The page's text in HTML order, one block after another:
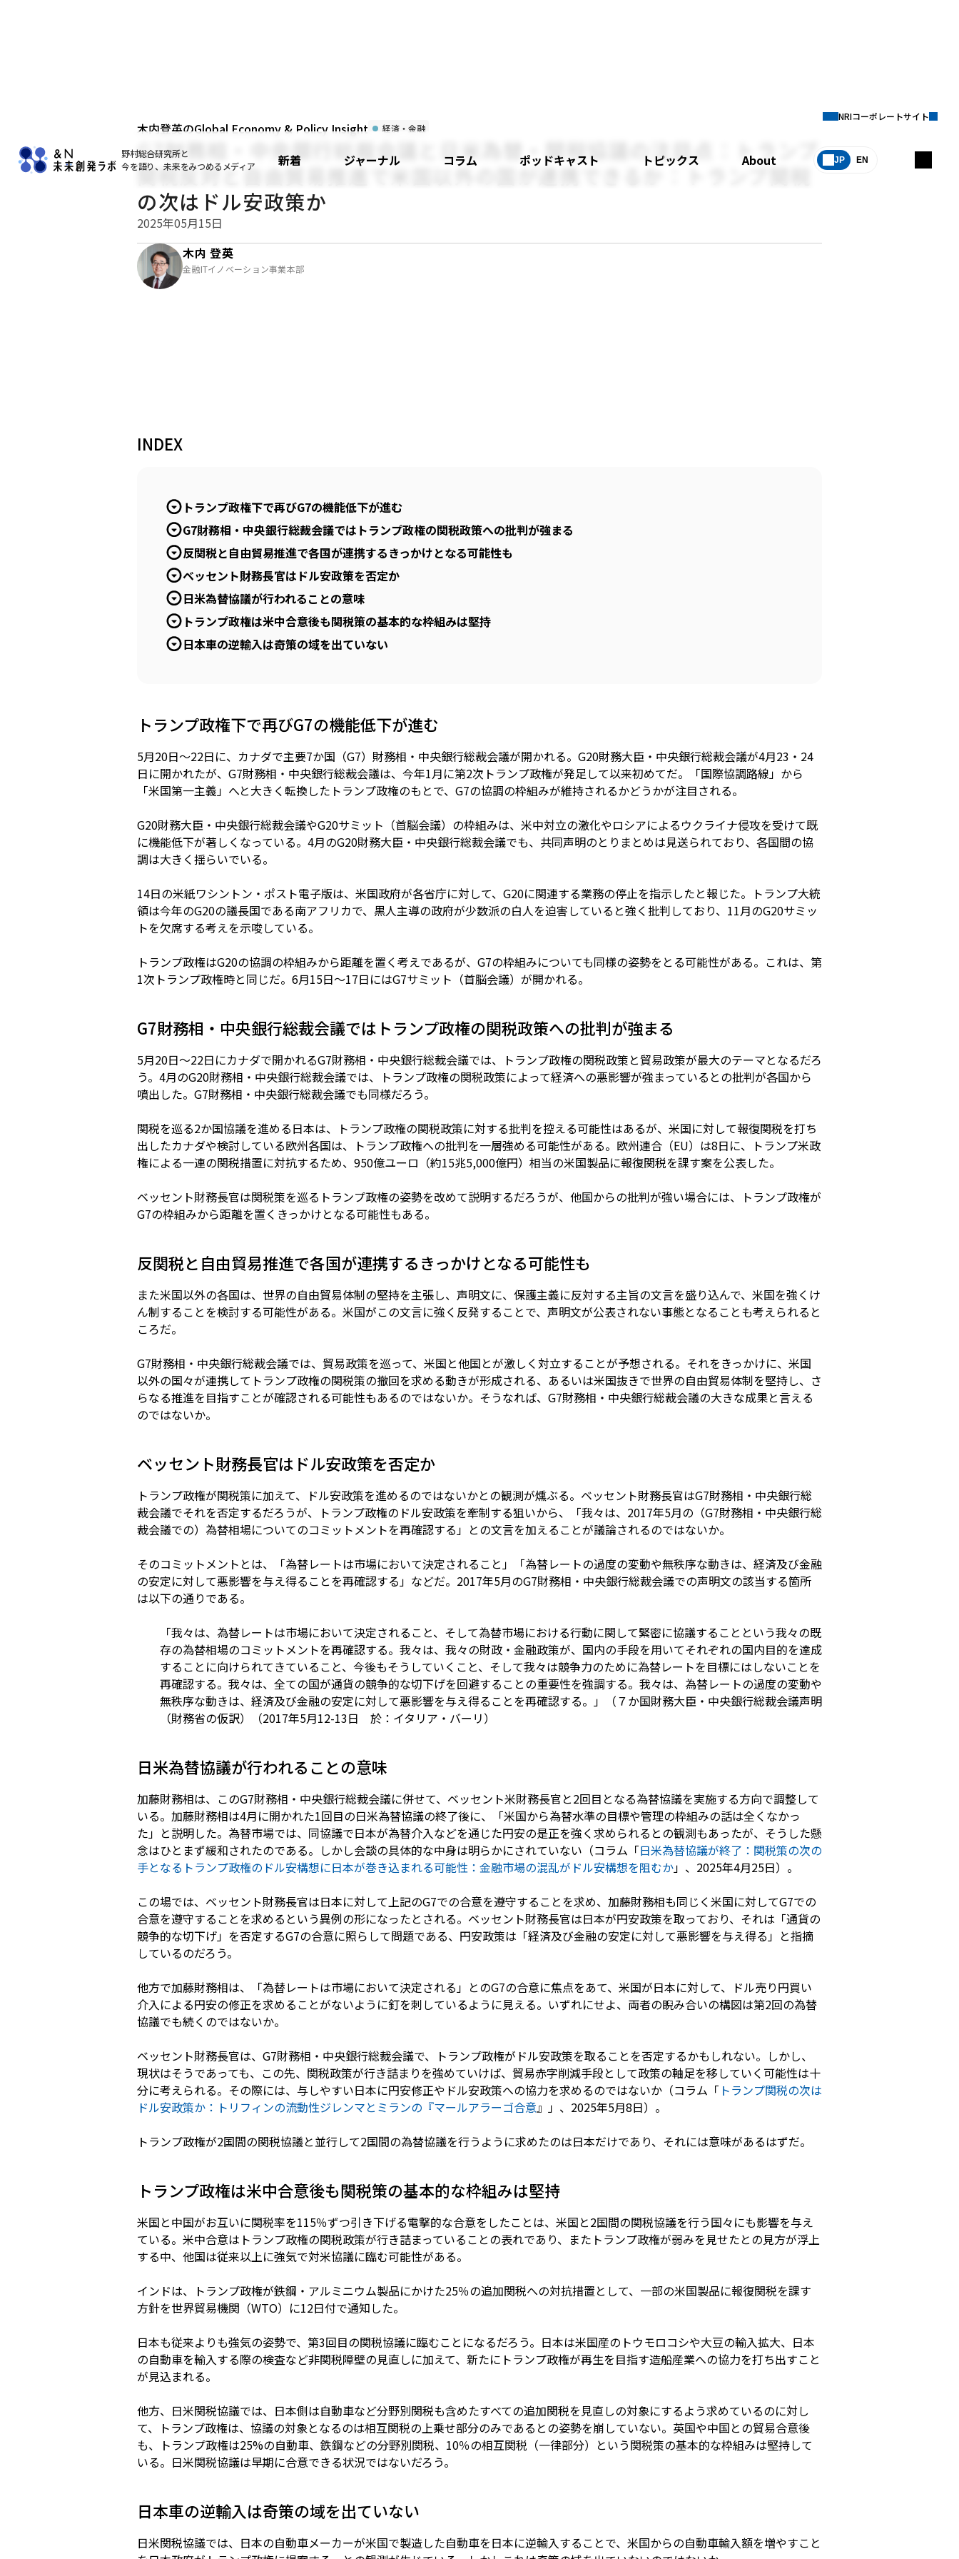
野村総合研究所と
今を語り、未来をみつめるメディア
新着 ジャーナル コラム ポッドキャスト トピックス About JP EN
NRIコーポレートサイト
木内登英のGlobal Economy & Policy Insight 経済・金融
G7財務相・中央銀行総裁会議と日米為替・関税協議の注目点：トランプ
関税反対と自由貿易推進で米国以外の国が連携できるか：トランプ関税
の次はドル安政策か
2025年05月15日
木内 登英
金融ITイノベーション事業本部
INDEX
トランプ政権下で再びG7の機能低下が進む
G7財務相・中央銀行総裁会議ではトランプ政権の関税政策への批判が強まる
反関税と自由貿易推進で各国が連携するきっかけとなる可能性も
ベッセント財務長官はドル安政策を否定か
日米為替協議が行われることの意味
トランプ政権は米中合意後も関税策の基本的な枠組みは堅持
日本車の逆輸入は奇策の域を出ていない
トランプ政権下で再びG7の機能低下が進む
5月20日～22日に、カナダで主要7か国（G7）財務相・中央銀行総裁会議が開かれる。G20財務大臣・中央銀行総裁会議が4月23・24
日に開かれたが、G7財務相・中央銀行総裁会議は、今年1月に第2次トランプ政権が発足して以来初めてだ。「国際協調路線」から
「米国第一主義」へと大きく転換したトランプ政権のもとで、G7の協調の枠組みが維持されるかどうかが注目される。
G20財務大臣・中央銀行総裁会議やG20サミット（首脳会議）の枠組みは、米中対立の激化やロシアによるウクライナ侵攻を受けて既
に機能低下が著しくなっている。4月のG20財務大臣・中央銀行総裁会議でも、共同声明のとりまとめは見送られており、各国間の協
調は大きく揺らいでいる。
14日の米紙ワシントン・ポスト電子版は、米国政府が各省庁に対して、G20に関連する業務の停止を指示したと報じた。トランプ大統
領は今年のG20の議長国である南アフリカで、黒人主導の政府が少数派の白人を迫害していると強く批判しており、11月のG20サミッ
トを欠席する考えを示唆している。
トランプ政権はG20の協調の枠組みから距離を置く考えであるが、G7の枠組みについても同様の姿勢をとる可能性がある。これは、第
1次トランプ政権時と同じだ。6月15日～17日にはG7サミット（首脳会議）が開かれる。
G7財務相・中央銀行総裁会議ではトランプ政権の関税政策への批判が強まる
5月20日～22日にカナダで開かれるG7財務相・中央銀行総裁会議では、トランプ政権の関税政策と貿易政策が最大のテーマとなるだろ
う。4月のG20財務相・中央銀行総裁会議では、トランプ政権の関税政策によって経済への悪影響が強まっているとの批判が各国から
噴出した。G7財務相・中央銀行総裁会議でも同様だろう。
関税を巡る2か国協議を進める日本は、トランプ政権の関税政策に対する批判を控える可能性はあるが、米国に対して報復関税を打ち
出したカナダや検討している欧州各国は、トランプ政権への批判を一層強める可能性がある。欧州連合（EU）は8日に、トランプ米政
権による一連の関税措置に対抗するため、950億ユーロ（約15兆5,000億円）相当の米国製品に報復関税を課す案を公表した。
ベッセント財務長官は関税策を巡るトランプ政権の姿勢を改めて説明するだろうが、他国からの批判が強い場合には、トランプ政権が
G7の枠組みから距離を置くきっかけとなる可能性もある。
反関税と自由貿易推進で各国が連携するきっかけとなる可能性も
また米国以外の各国は、世界の自由貿易体制の堅持を主張し、声明文に、保護主義に反対する主旨の文言を盛り込んで、米国を強くけ
ん制することを検討する可能性がある。米国がこの文言に強く反発することで、声明文が公表されない事態となることも考えられると
ころだ。
G7財務相・中央銀行総裁会議では、貿易政策を巡って、米国と他国とが激しく対立することが予想される。それをきっかけに、米国
以外の国々が連携してトランプ政権の関税策の撤回を求める動きが形成される、あるいは米国抜きで世界の自由貿易体制を堅持し、さ
らなる推進を目指すことが確認される可能性もあるのではないか。そうなれば、G7財務相・中央銀行総裁会議の大きな成果と言える
のではないか。
ベッセント財務長官はドル安政策を否定か
トランプ政権が関税策に加えて、ドル安政策を進めるのではないかとの観測が燻ぶる。ベッセント財務長官はG7財務相・中央銀行総
裁会議でそれを否定するだろうが、トランプ政権のドル安政策を牽制する狙いから、「我々は、2017年5月の（G7財務相・中央銀行総
裁会議での）為替相場についてのコミットメントを再確認する」との文言を加えることが議論されるのではないか。
そのコミットメントとは、「為替レートは市場において決定されること」「為替レートの過度の変動や無秩序な動きは、経済及び金融
の安定に対して悪影響を与え得ることを再確認する」などだ。2017年5月のG7財務相・中央銀行総裁会議での声明文の該当する箇所
は以下の通りである。
「我々は、為替レートは市場において決定されること、そして為替市場における行動に関して緊密に協議することという我々の既
存の為替相場のコミットメントを再確認する。我々は、我々の財政・金融政策が、国内の手段を用いてそれぞれの国内目的を達成
することに向けられてきていること、今後もそうしていくこと、そして我々は競争力のために為替レートを目標にはしないことを
再確認する。我々は、全ての国が通貨の競争的な切下げを回避することの重要性を強調する。我々は、為替レートの過度の変動や
無秩序な動きは、経済及び金融の安定に対して悪影響を与え得ることを再確認する。」（７か国財務大臣・中央銀行総裁会議声明
（財務省の仮訳）（2017年5月12-13日 於：イタリア・バーリ）
日米為替協議が行われることの意味
加藤財務相は、このG7財務相・中央銀行総裁会議に併せて、ベッセント米財務長官と2回目となる為替協議を実施する方向で調整して
いる。加藤財務相は4月に開かれた1回目の日米為替協議の終了後に、「米国から為替水準の目標や管理の枠組みの話は全くなかっ
た」と説明した。為替市場では、同協議で日本が為替介入などを通じた円安の是正を強く求められるとの観測もあったが、そうした懸
念はひとまず緩和されたのである。しかし会談の具体的な中身は明らかにされていない（コラム「日米為替協議が終了：関税策の次の
手となるトランプ政権のドル安構想に日本が巻き込まれる可能性：金融市場の混乱がドル安構想を阻むか」、2025年4月25日）。
この場では、ベッセント財務長官は日本に対して上記のG7での合意を遵守することを求め、加藤財務相も同じく米国に対してG7での
合意を遵守することを求めるという異例の形になったとされる。ベッセント財務長官は日本が円安政策を取っており、それは「通貨の
競争的な切下げ」を否定するG7の合意に照らして問題である、円安政策は「経済及び金融の安定に対して悪影響を与え得る」と指摘
しているのだろう。
他方で加藤財務相は、「為替レートは市場において決定される」とのG7の合意に焦点をあて、米国が日本に対して、ドル売り円買い
介入による円安の修正を求めることがないように釘を刺しているように見える。いずれにせよ、両者の睨み合いの構図は第2回の為替
協議でも続くのではないか。
ベッセント財務長官は、G7財務相・中央銀行総裁会議で、トランプ政権がドル安政策を取ることを否定するかもしれない。しかし、
現状はそうであっても、この先、関税政策が行き詰まりを強めていけば、貿易赤字削減手段として政策の軸足を移していく可能性は十
分に考えられる。その際には、与しやすい日本に円安修正やドル安政策への協力を求めるのではないか（コラム「 トランプ関税の次は
ドル安政策か：トリフィンの流動性ジレンマとミランの『マールアラーゴ合意』」、2025年5月8日）。
トランプ政権が2国間の関税協議と並行して2国間の為替協議を行うように求めたのは日本だけであり、それには意味があるはずだ。
トランプ政権は米中合意後も関税策の基本的な枠組みは堅持
米国と中国がお互いに関税率を115％ずつ引き下げる電撃的な合意をしたことは、米国と2国間の関税協議を行う国々にも影響を与え
ている。米中合意はトランプ政権の関税政策が行き詰まっていることの表れであり、またトランプ政権が弱みを見せたとの見方が浮上
する中、他国は従来以上に強気で対米協議に臨む可能性がある。
インドは、トランプ政権が鉄鋼・アルミニウム製品にかけた25％の追加関税への対抗措置として、一部の米国製品に報復関税を課す
方針を世界貿易機関（WTO）に12日付で通知した。
日本も従来よりも強気の姿勢で、第3回目の関税協議に臨むことになるだろう。日本は米国産のトウモロコシや大豆の輸入拡大、日本
の自動車を輸入する際の検査など非関税障壁の見直しに加えて、新たにトランプ政権が再生を目指す造船産業への協力を打ち出すこと
が見込まれる。
他方、日米関税協議では、日本側は自動車など分野別関税も含めたすべての追加関税を見直しの対象にするよう求めているのに対し
て、トランプ政権は、協議の対象となるのは相互関税の上乗せ部分のみであるとの姿勢を崩していない。英国や中国との貿易合意後
も、トランプ政権は25%の自動車、鉄鋼などの分野別関税、10％の相互関税（一律部分）という関税策の基本的な枠組みは堅持して
いる。日米関税協議は早期に合意できる状況ではないだろう。
日本車の逆輸入は奇策の域を出ていない
日米関税協議では、日本の自動車メーカーが米国で製造した自動車を日本に逆輸入することで、米国からの自動車輸入額を増やすこと